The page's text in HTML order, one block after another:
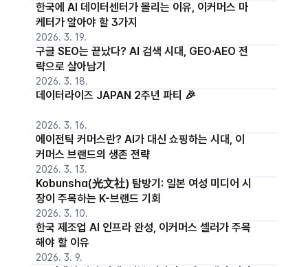
한국에 AI 데이터센터가 몰리는 이유, 이커머스 마
케터가 알아야 할 3가지
2026. 3. 19.
구글 SEO는 끝났다? AI 검색 시대, GEO·AEO 전
략으로 살아남기
2026. 3. 18.
데이터라이즈 JAPAN 2주년 파티 🎉
2026. 3. 16.
에이전틱 커머스란? AI가 대신 쇼핑하는 시대, 이
커머스 브랜드의 생존 전략
2026. 3. 13.
Kobunsha(光文社) 탐방기: 일본 여성 미디어 시
장이 주목하는 K-브랜드 기회
2026. 3. 10.
한국 제조업 AI 인프라 완성, 이커머스 셀러가 주목
해야 할 이유
2026. 3. 9.